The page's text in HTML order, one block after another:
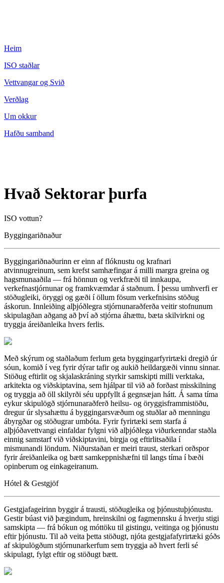
Heim
ISO staðlar
Vettvangar og Svið
Verðlag
Um okkur
Hafðu samband
Hvað Sektorar þurfa
ISO vottun?
Byggingariðnaður
Byggingariðnaðurinn er einn af flóknustu og krafnari
atvinnugreinum, sem krefst samhæfingar á milli margra greina og
hagsmunaaðila — frá hönnun og verkfræði til innkaupa,
verkefnastjórnunar og framkvæmdar á staðnum. Í þessu umhverfi er
stöðugleiki, öryggi og gæði í öllum fösum verkefnisins stöðug
áskorun. Innleiðing alþjóðlegra stjórnunaraðferða veitir stofnunum
skipulagðan aðgang að því að stjórna áhættu, bæta skilvirkni og
tryggja áreiðanleika hvers ferlis.
Með skýrum og staðlaðum ferlum geta byggingarfyrirtæki dregið úr
sóun, komið í veg fyrir dýrar tafir og aukið heildargæði vinnu sinnar.
Stöðug eftirlit og skjalaskráning styrkir samskipti milli verktaka,
arkitekta og viðskiptavina, sem hjálpar til við að forðast misskilning
og tryggja að öll skilyrði séu uppfyllt á gegnsæjan hátt. Á sama tíma
eykur skipulögð stjórnunaraðferð heilsu- og öryggisframmistöðu,
dregur úr slysahættu á byggingarsvæðum og stuðlar að menningu
ábyrgðar og stöðugrar umbóta. Fyrir fyrirtæki sem starfa á
alþjóðavettvangi einfaldar fylgni við alþjóðlega viðurkenndar staðla
einnig samstarf við viðskiptavini, birgja og eftirlitsaðila í
mismunandi löndum. Niðurstaðan er meiri traust, sterkari orðspor
fyrir áreiðanleika og bætt samkeppnishæfni til langs tíma í bæði
opinberum og einkageiranum.
Hótel & Gestgjöf
Gestgjafageirinn byggir á trausti, stöðugleika og þjónustuþjónustu.
Gestir búast við þægindum, hreinskilni og fagmennsku á hverju stigi
samskipta — frá bókun og móttöku til gistingu, veitinga og þjónustu
eftir þjónustu. Til að veita þetta stöðugt, njóta gestgjafafyrirtæki góðs
af skipulögðum stjórnunarkerfum sem tryggja að hvert ferli sé
skipulagt, fylgt eftir og stöðugt bætt.